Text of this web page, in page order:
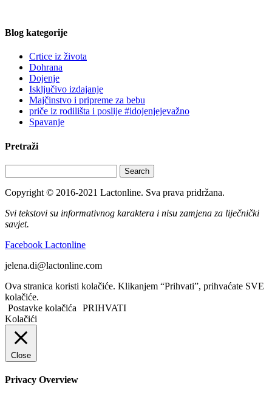
Blog kategorije
Crtice iz života
Dohrana
Dojenje
Isključivo izdajanje
Majčinstvo i pripreme za bebu
priče iz rodilišta i poslije #idojenjejevažno
Spavanje
Pretraži
Search
Copyright © 2016-2021 Lactonline. Sva prava pridržana.
Svi tekstovi su informativnog karaktera i nisu zamjena za liječnički
savjet.
Facebook Lactonline
jelena.di@lactonline.com
Ova stranica koristi kolačiće. Klikanjem “Prihvati”, prihvaćate SVE
kolačiće.
Postavke kolačića
PRIHVATI
Kolačići
Close
Privacy Overview